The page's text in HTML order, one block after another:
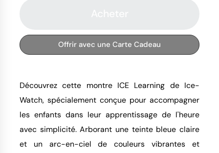
Offrir avec une Carte Cadeau
Découvrez cette montre ICE Learning de Ice-
Watch, spécialement conçue pour accompagner
les enfants dans leur apprentissage de l'heure
avec simplicité. Arborant une teinte bleue claire
et un arc-en-ciel de couleurs vibrantes et